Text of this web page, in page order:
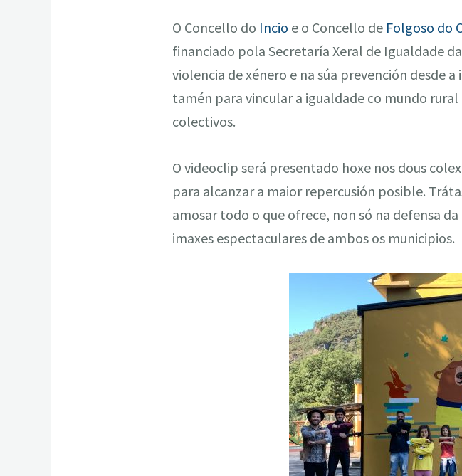
O Concello do Incio e o Concello de Folgoso do
financiado pola Secretaría Xeral de Igualdade
violencia de xénero e na súa prevención desde
tamén para vincular a igualdade co mundo
colectivos.
O videoclip será presentado hoxe nos dous
para alcanzar a maior repercusión posible.
amosar todo o que ofrece, non só na defensa
imaxes espectaculares de ambos os municipios.